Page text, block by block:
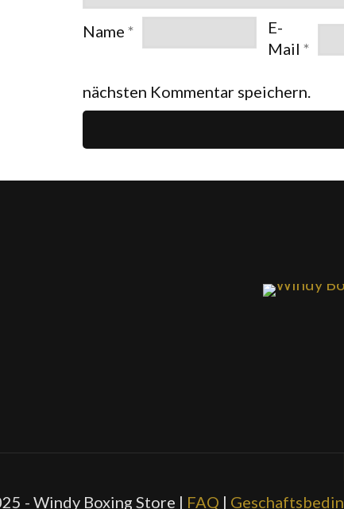
Name *
E-
Mail*
nächsten Kommentar speichern.
- Windy Boxing Store | FAQ |